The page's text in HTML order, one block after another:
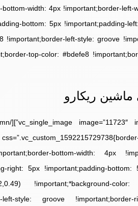
bottom-width: 4px !important;border-
bottom: 5px !important;padding-
!important;border-left-style: groove
top-color: #bdefe8
ریکارو
bottom-width: 4px
right: 5px !important;padding-
!important;*background-
left-style: groove